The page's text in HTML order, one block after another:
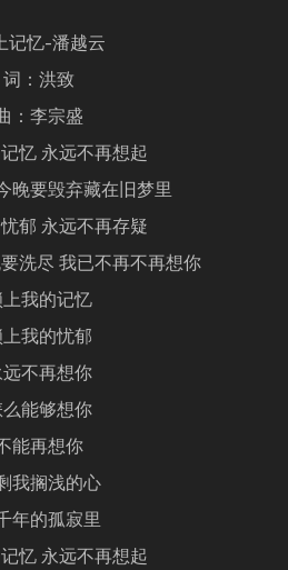
记忆-潘越云
词：洪致
：李宗盛
忆 永远不再想起
晚要毁弃藏在旧梦里
郁 永远不再存疑
洗尽 我已不再不再想你
上我的记忆
我的忧郁
远不再想你
么能够想你
能再想你
我搁浅的心
年的孤寂里
忆 永远不再想起